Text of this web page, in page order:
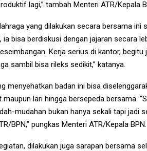
lagi,” tambah Menteri ATR/Kepala
yang dilakukan secara bersama ini
bisa berdiskusi dengan jajaran secara
Kerja serius di kantor, begitu
sambil bisa rileks sedikit,” katanya.
menyehatkan badan ini bisa
lari hingga bersepeda bersama.
mudahan bukan hanya sekali tapi jadi
BPN,” pungkas Menteri ATR/Kepala BPN.
dilakukan juga sarapan bersama